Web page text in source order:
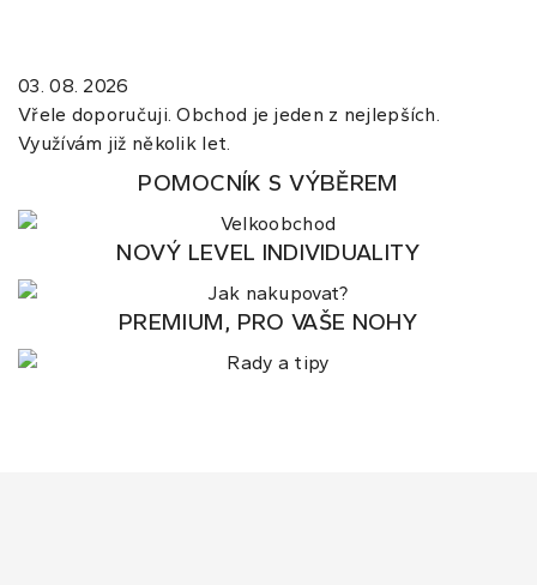
03. 08. 2026
Vřele doporučuji. Obchod je jeden z nejlepších.
Využívám již několik let.
POMOCNÍK S VÝBĚREM
NOVÝ LEVEL INDIVIDUALITY
PREMIUM, PRO VAŠE NOHY